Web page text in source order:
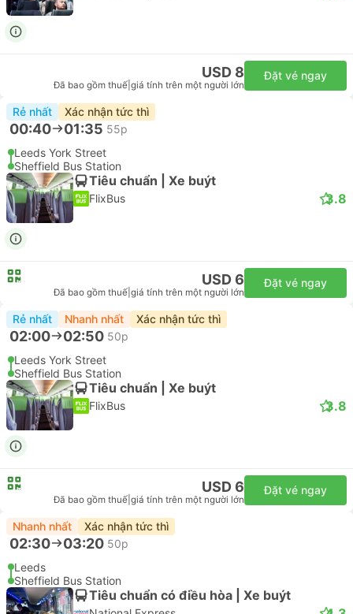
USD 8
Đã bao gồm thuế giá tính trên một người lớn
Đặt vé ngay
Rẻ nhất Xác nhận tức thì
00:40 01:35 55p
Leeds York Street
Sheffield Bus Station
Tiêu chuẩn | Xe buýt
FlixBus 3.8
USD 6
Đã bao gồm thuế giá tính trên một người lớn
Đặt vé ngay
Rẻ nhất Nhanh nhất Xác nhận tức thì
02:00 02:50 50p
Leeds York Street
Sheffield Bus Station
Tiêu chuẩn | Xe buýt
FlixBus 3.8
USD 6
Đã bao gồm thuế giá tính trên một người lớn
Đặt vé ngay
Nhanh nhất Xác nhận tức thì
02:30 03:20 50p
Leeds
Sheffield Bus Station
Tiêu chuẩn có điều hòa | Xe buýt